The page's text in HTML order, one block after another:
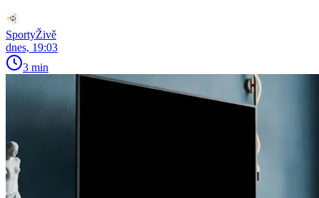
SportyŽivě
dnes, 19:03
3 min